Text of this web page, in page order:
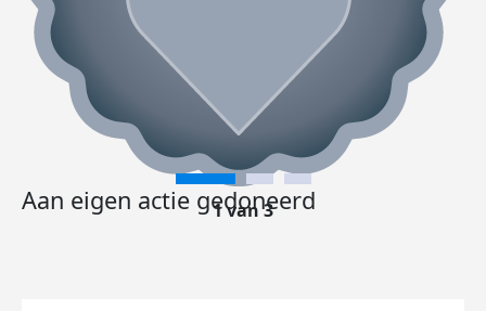
Aan eigen actie gedoneerd
1 van 3